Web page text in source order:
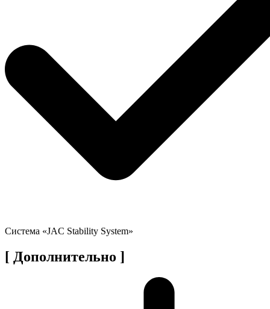
Система «JAC Stability System»
[ Дополнительно ]